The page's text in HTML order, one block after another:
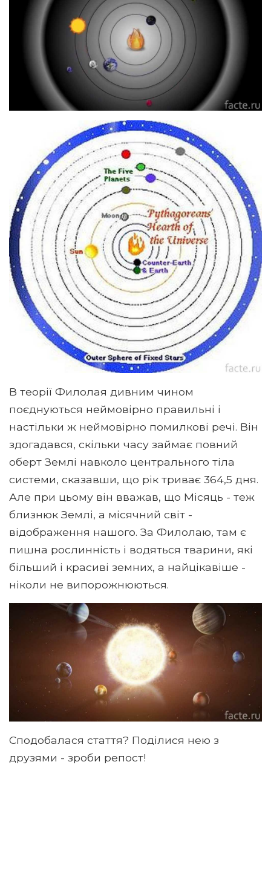
В теорії Филолая дивним чином
поєднуються неймовірно правильні і
настільки ж неймовірно помилкові речі. Він
здогадався, скільки часу займає повний
оберт Землі навколо центрального тіла
системи, сказавши, що рік триває 364,5 дня.
Але при цьому він вважав, що Місяць - теж
близнюк Землі, а місячний світ -
відображення нашого. За Филолаю, там є
пишна рослинність і водяться тварини, які
більший і красиві земних, а найцікавіше -
ніколи не випорожнюються.
Сподобалася стаття? Поділися нею з
друзями - зроби репост!